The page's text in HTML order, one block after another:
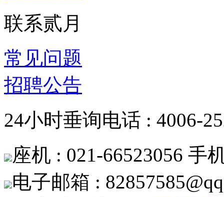
联系贰月
常见问题
招聘公告
24小时垂询电话 : 4006-
座机 : 021-66523056 手
电子邮箱 :